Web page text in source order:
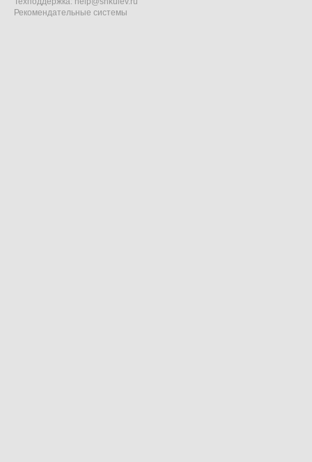
Рекомендательные системы